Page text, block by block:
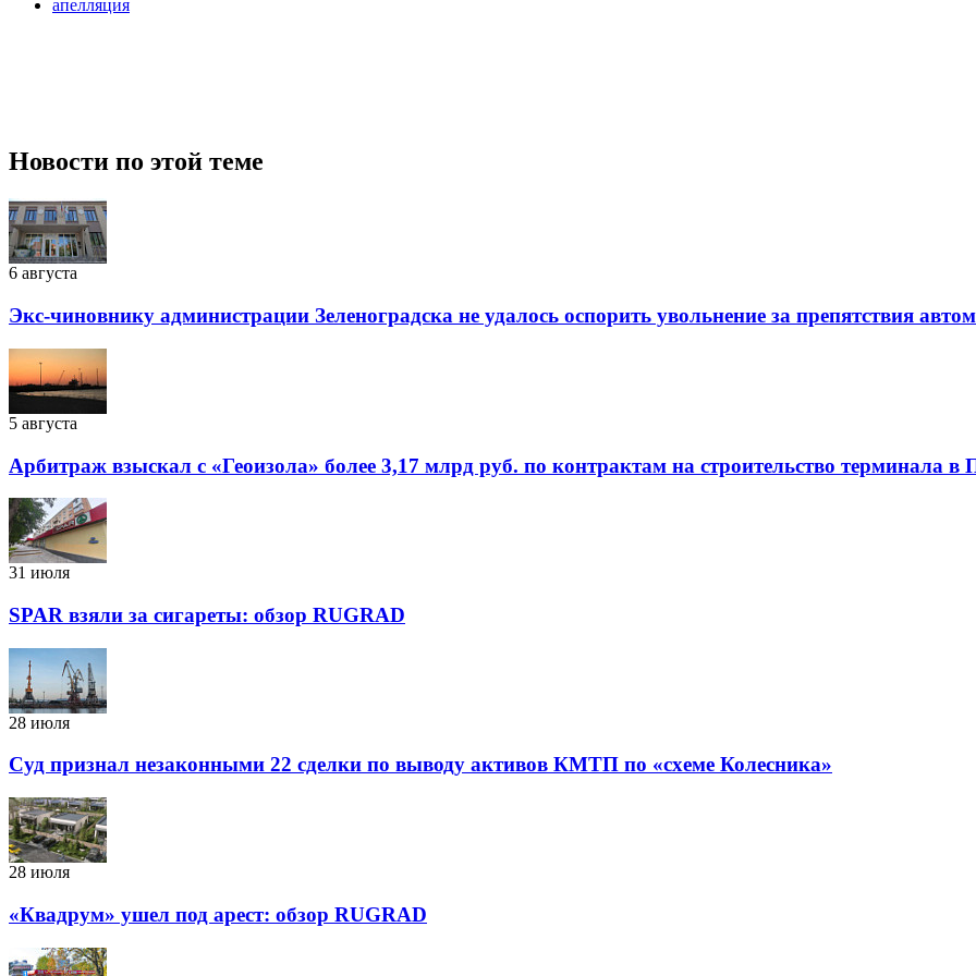
апелляция
Новости по этой теме
6 августа
Экс-чиновнику администрации Зеленоградска не удалось оспорить увольнение за препятствия
5 августа
Арбитраж взыскал с «Геоизола» более 3,17 млрд руб. по контрактам на строительство терминала в
31 июля
SPAR взяли за сигареты: обзор RUGRAD
28 июля
Суд признал незаконными 22 сделки по выводу активов КМТП по «схеме Колесника»
28 июля
«Квадрум» ушел под арест: обзор RUGRAD